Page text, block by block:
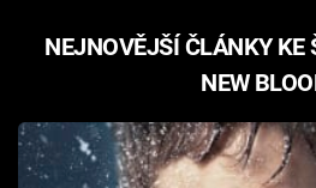
Filmy
NEJNOVĚJŠÍ ČLÁNKY KE
NEW